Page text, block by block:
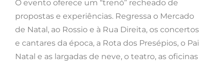
O evento oferece um “trenó” recheado de
propostas e experiências. Regressa o Mercado
de Natal, ao Rossio e à Rua Direita, os concertos
e cantares da época, a Rota dos Presépios, o Pai
Natal e as largadas de neve, o teatro, as oficinas